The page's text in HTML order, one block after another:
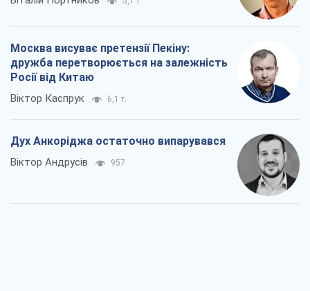
Москва висуває претензії Пекіну:
дружба перетворюється на залежність
Росії від Китаю
Віктор Каспрук 6,1 т.
Дух Анкоріджа остаточно випарувався
Віктор Андрусів 957